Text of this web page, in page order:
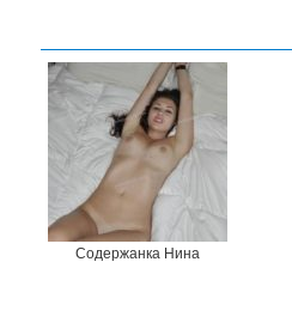
Содержанка Нина